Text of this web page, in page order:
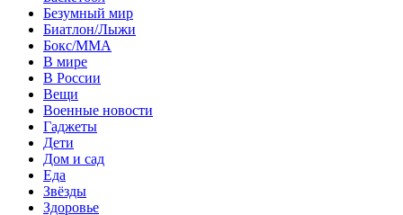
Безумный мир
Биатлон/Лыжи
Бокс/MMA
В мире
В России
Вещи
Военные новости
Гаджеты
Дети
Дом и сад
Еда
Звёзды
Здоровье